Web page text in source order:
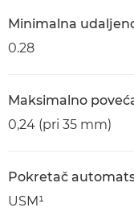
Minimalna
0.28
Maksimalno
0,24 (pri 35 mm)
Pokretač
USM¹